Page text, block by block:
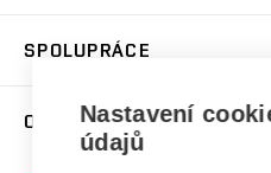
Celoživotní vzdělávání
E-přihláška
Harmonogram akademického
Závěrečné práce
Doktorské studium
Zpracování osobních údajů
Sociální bezpečí
Studium bez bariér
Podpora podnikání
Mezinárodní vědecká rada
Systém zajišťování kvality
SPOLUPRÁCE
Firemní spolupráce
Zahraniční spolupráce
O UNIVERZITĚ
Nastavení
údajů